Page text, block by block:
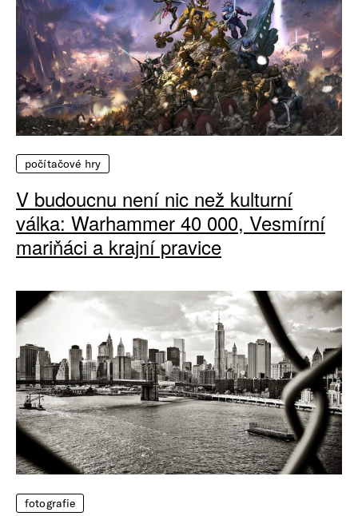
počítačové hry
V budoucnu není nic než kulturní
válka: Warhammer 40 000, Vesmírní
mariňáci a krajní pravice
fotografie